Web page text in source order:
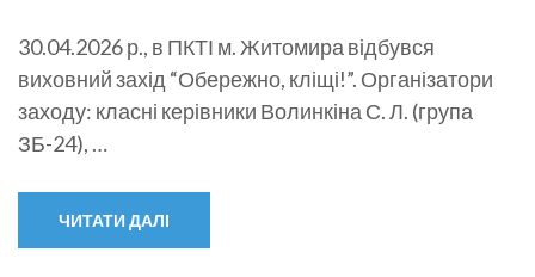
30.04.2026 р., в ПКТІ м. Житомира відбувся
виховний захід “Обережно, кліщі!”. Організатори
заходу: класні керівники Волинкіна С. Л. (група
ЗБ-24), …
ЧИТАТИ ДАЛІ